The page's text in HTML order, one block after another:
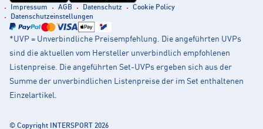
Impressum AGB Datenschutz
Cookie Policy
Datenschutzeinstellungen
*UVP = Unverbindliche Preisempfehlung. Die angeführten UVPs
sind die aktuellen vom Hersteller unverbindlich empfohlenen
Listenpreise. Die angeführten Set-UVPs ergeben sich aus der
Summe der unverbindlichen Listenpreise der im Set enthaltenen
Einzelartikel.
© Copyright INTERSPORT 2026